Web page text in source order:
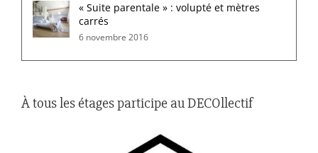
« Suite parentale » : volupté et mètres
carrés
6 novembre 2016
À tous les étages participe au DECOllectif